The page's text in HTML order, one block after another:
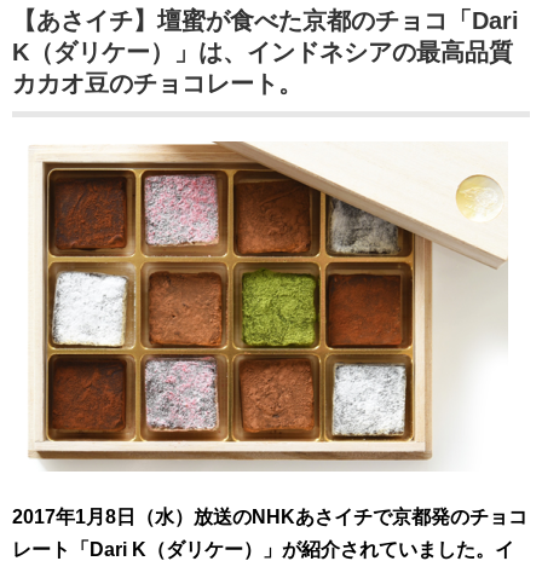
【あさイチ】壇蜜が食べた京都のチョコ「Dari
K（ダリケー）」は、インドネシアの最高品質
カカオ豆のチョコレート。
2017年1月8日（水）放送のNHKあさイチで京都発のチョコ
レート「Dari K（ダリケー）」が紹介されていました。イ